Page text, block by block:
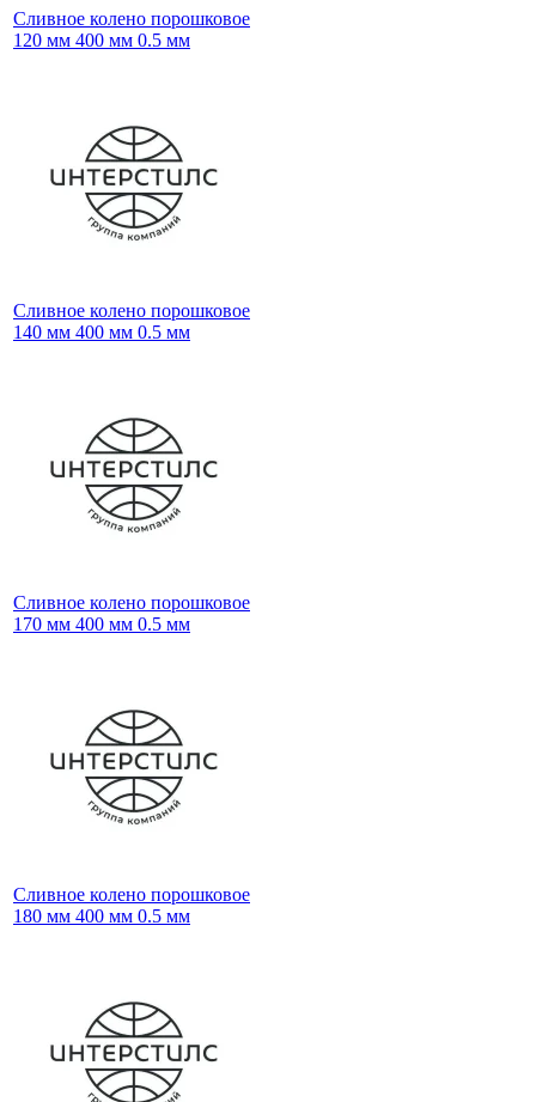
Сливное колено порошковое
120 мм 400 мм 0.5 мм
Сливное колено порошковое
140 мм 400 мм 0.5 мм
Сливное колено порошковое
170 мм 400 мм 0.5 мм
Сливное колено порошковое
180 мм 400 мм 0.5 мм